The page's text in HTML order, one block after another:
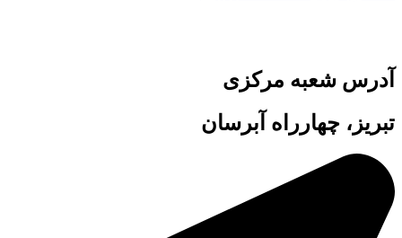
آدرس شعبه مرکزی
تبریز، چهارراه آبرسان